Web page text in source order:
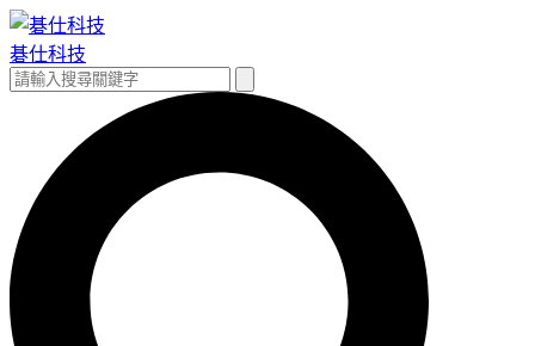
跳
至
主
碁仕科技
搜